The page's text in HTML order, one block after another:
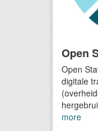
Open
Open
digitale
more